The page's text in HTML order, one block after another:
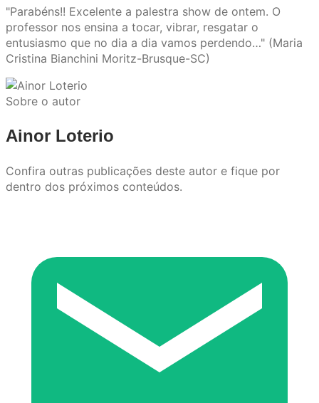
"Parabéns!! Excelente a palestra show de ontem. O
professor nos ensina a tocar, vibrar, resgatar o
entusiasmo que no dia a dia vamos perdendo…" (Maria
Cristina Bianchini Moritz-Brusque-SC)
Sobre o autor
Ainor Loterio
Confira outras publicações deste autor e fique por
dentro dos próximos conteúdos.